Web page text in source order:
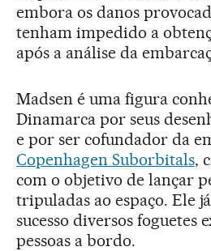
embora os danos
tenham impedido a
após a análise da
Madsen é uma figura
Dinamarca por seus
e por ser cofundador da
Copenhagen Suborbitals,
com o objetivo de lançar
tripuladas ao espaço. Ele
sucesso diversos foguetes
pessoas a bordo.